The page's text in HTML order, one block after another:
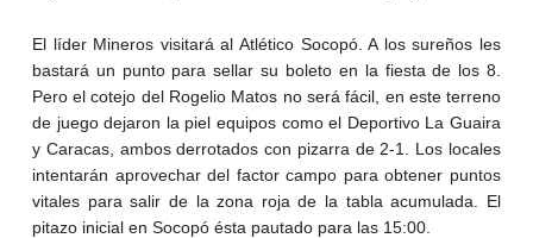
El líder Mineros visitará al Atlético Socopó. A los sureños les
bastará un punto para sellar su boleto en la fiesta de los 8.
Pero el cotejo del Rogelio Matos no será fácil, en este terreno
de juego dejaron la piel equipos como el Deportivo La Guaira
y Caracas, ambos derrotados con pizarra de 2-1. Los locales
intentarán aprovechar del factor campo para obtener puntos
vitales para salir de la zona roja de la tabla acumulada. El
pitazo inicial en Socopó ésta pautado para las 15:00.